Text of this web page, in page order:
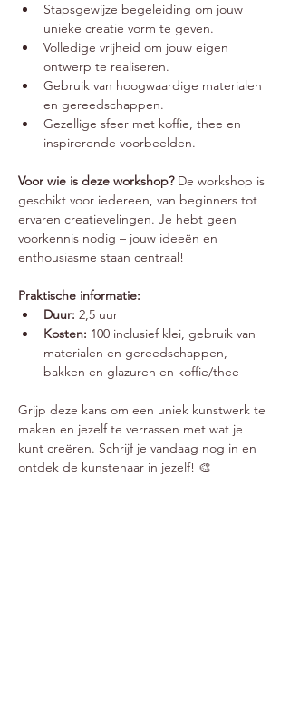
Stapsgewijze begeleiding om jouw
unieke creatie vorm te geven.
Volledige vrijheid om jouw eigen
ontwerp te realiseren.
Gebruik van hoogwaardige materialen
en gereedschappen.
Gezellige sfeer met koffie, thee en
inspirerende voorbeelden.
Voor wie is deze workshop? De workshop is
geschikt voor iedereen, van beginners tot
ervaren creatievelingen. Je hebt geen
voorkennis nodig – jouw ideeën en
enthousiasme staan centraal!
Praktische informatie:
Duur: 2,5 uur
Kosten: 100 inclusief klei, gebruik van
materialen en gereedschappen,
bakken en glazuren en koffie/thee
Grijp deze kans om een uniek kunstwerk te
maken en jezelf te verrassen met wat je
kunt creëren. Schrijf je vandaag nog in en
ontdek de kunstenaar in jezelf! 🎨